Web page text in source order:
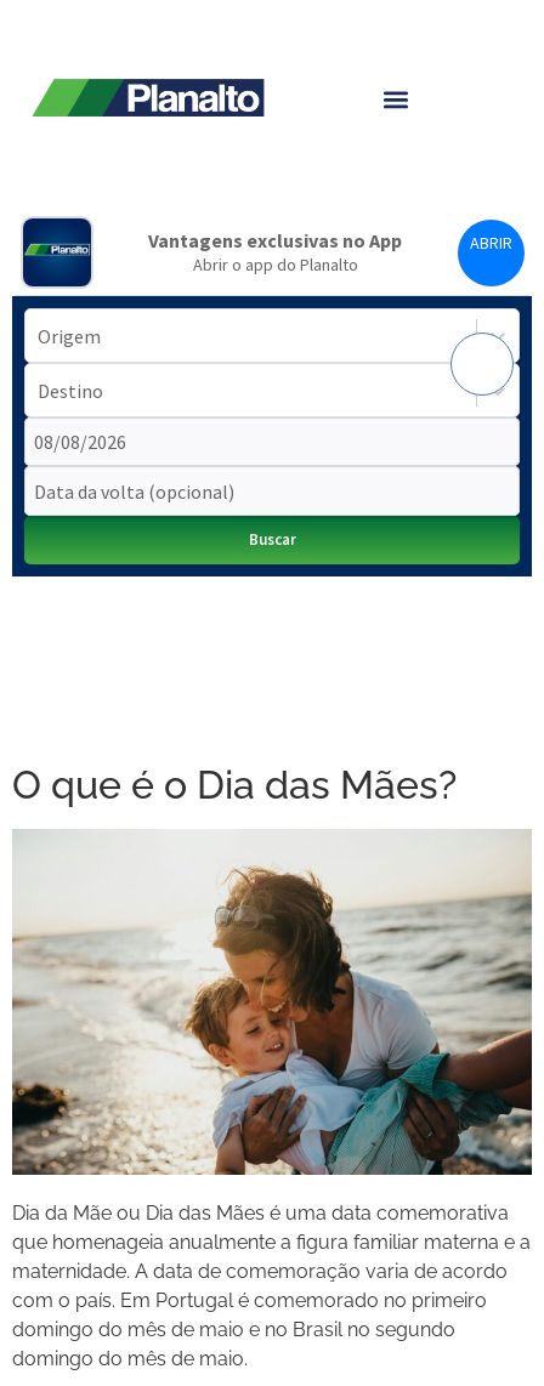
O que é o Dia das Mães?
Dia da Mãe ou Dia das Mães é uma data comemorativa
que homenageia anualmente a figura familiar materna e a
maternidade. A data de comemoração varia de acordo
com o país. Em Portugal é comemorado no primeiro
domingo do mês de maio e no Brasil no segundo
domingo do mês de maio.